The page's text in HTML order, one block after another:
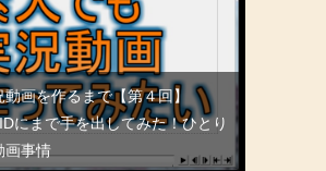
画を作るまで【第４回】
にまで手を出してみた！ひとり
画事情